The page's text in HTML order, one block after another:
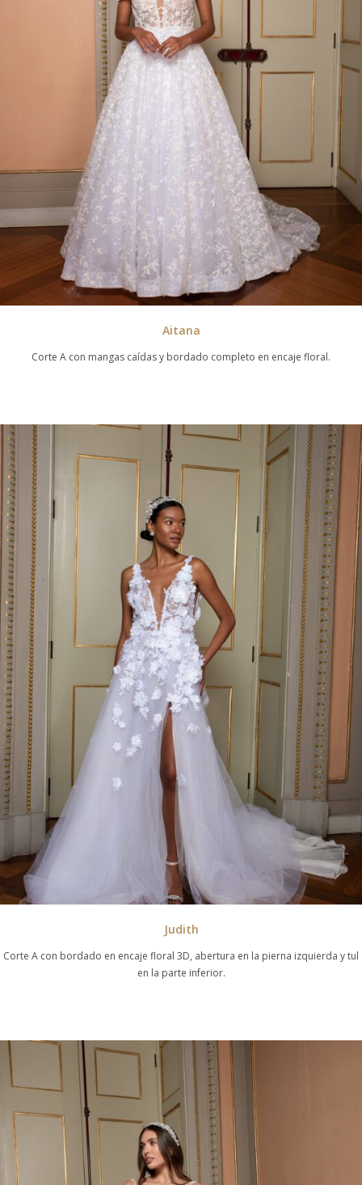
Aitana
Corte A con mangas caídas y bordado completo en encaje floral.
Judith
Corte A con bordado en encaje floral 3D, abertura en la pierna izquierda y tul
en la parte inferior.